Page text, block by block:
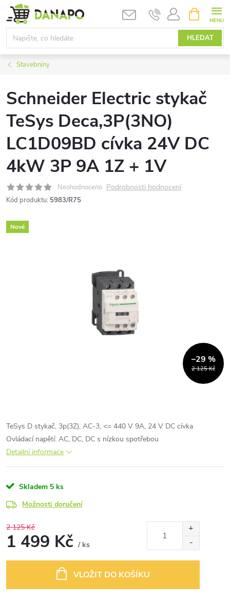
Přejít
na
obsah
HLEDAT
NÁKUPNÍ
KOŠÍK
Stavebniny
Schneider Electric stykač
TeSys Deca,3P(3NO)
LC1D09BD cívka 24V DC
4kW 3P 9A 1Z + 1V
Neohodnoceno Podrobnosti hodnocení
Kód produktu: 5983/R75
Nové
2 125 Kč
–29 %
TeSys D stykač, 3p(3Z), AC-3, <= 440 V 9A, 24 V DC cívka
Ovládací napětí: AC, DC, DC s nízkou spotřebou
Detailní informace
Skladem 5 ks
Možnosti doručení
2 125 Kč
1 499 Kč / ks
VLOŽIT DO KOŠÍKU